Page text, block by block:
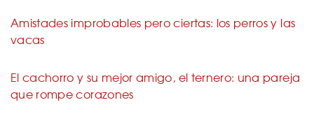
Amistades improbables pero ciertas: los perros y las
vacas
El cachorro y su mejor amigo, el ternero: una pareja
que rompe corazones